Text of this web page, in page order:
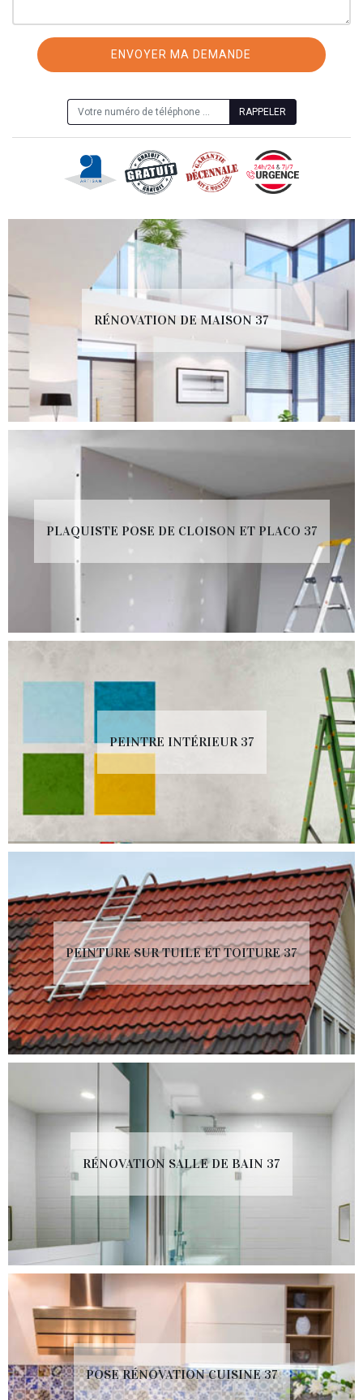
RÉNOVATION DE MAISON 37
PLAQUISTE POSE DE CLOISON ET PLACO 37
PEINTRE INTÉRIEUR 37
PEINTURE SUR TUILE ET TOITURE 37
RÉNOVATION SALLE DE BAIN 37
POSE RÉNOVATION CUISINE 37